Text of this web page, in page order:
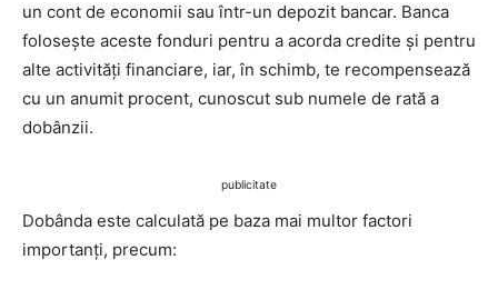
un cont de economii sau într-un depozit bancar. Banca
folosește aceste fonduri pentru a acorda credite și pentru
alte activități financiare, iar, în schimb, te recompensează
cu un anumit procent, cunoscut sub numele de rată a
dobânzii.
publicitate
Dobânda este calculată pe baza mai multor factori
importanți, precum: